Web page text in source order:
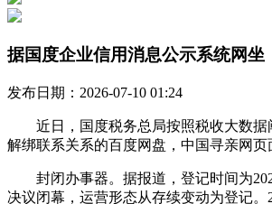
据国度企业信用消息公示系统网坐
发布日期：2026-07-10 01:24
近日，国度税务总局按照税收大数据
解绑联系关系的百度网盘，中国寻亲网
封闭办事器。据报道，登记时间为
决议闭幕，运营形态从存续变动为登记